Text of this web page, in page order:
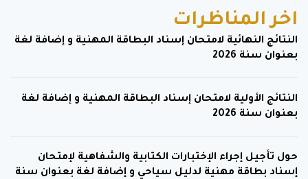
اخر المناظرات
النتائج النهائية لامتحان إسناد البطاقة المهنية و إضافة لغة
بعنوان سنة 2026
النتائج الأولية لامتحان إسناد البطاقة المهنية و إضافة لغة
بعنوان سنة 2026
حول تأجيل إجراء الإختبارات الكتابية والشفاهية لإمتحان
إسناد بطاقة مهنية لدليل سياحي و إضافة لغة بعنوان سنة